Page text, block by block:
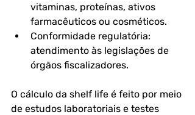
vitaminas, proteínas, ativos
farmacêuticos ou cosméticos.
Conformidade regulatória:
atendimento às legislações de
órgãos fiscalizadores.
O cálculo da shelf life é feito por meio
de estudos laboratoriais e testes